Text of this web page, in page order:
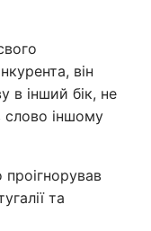
він
в інший бік, не
слово іншому
проігнорував
та